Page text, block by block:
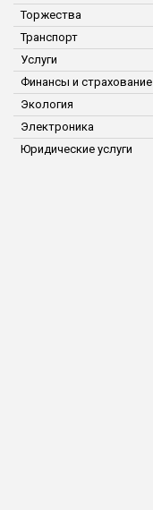
Торжества
Транспорт
Услуги
Финансы и страхование
Экология
Электроника
Юридические услуги